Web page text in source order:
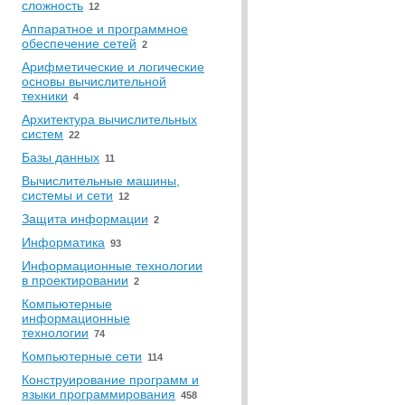
сложность 12
Аппаратное и программное
обеспечение сетей 2
Арифметические и логические
основы вычислительной
техники 4
Архитектура вычислительных
систем 22
Базы данных 11
Вычислительные машины,
системы и сети 12
Защита информации 2
Информатика 93
Информационные технологии
в проектировании 2
Компьютерные
информационные
технологии 74
Компьютерные сети 114
Конструирование программ и
языки программирования 458